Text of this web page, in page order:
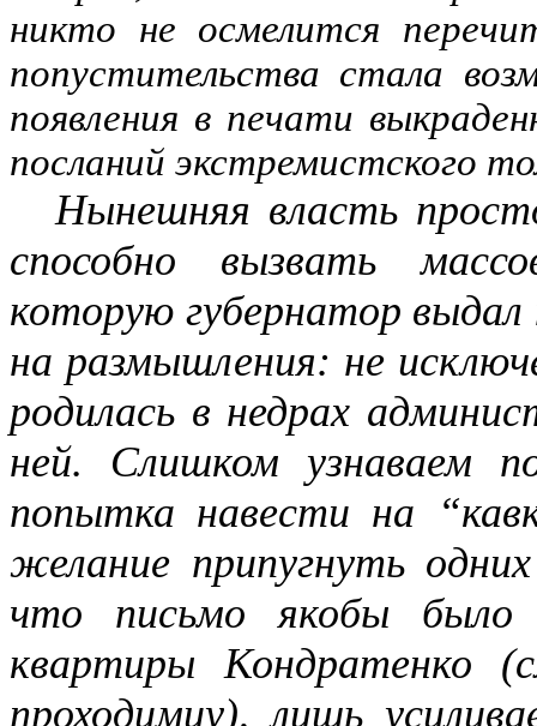
никто не осмелится
попустительства стала
появления в печати
посланий экстремистского
Нынешняя власть
способно вызвать
которую губернатор
на размышления: не
родилась в недрах
ней. Слишком узнаваем
попытка навести на
желание припугнуть
что письмо якобы было
квартиры Кондратенко
проходимцу), лишь